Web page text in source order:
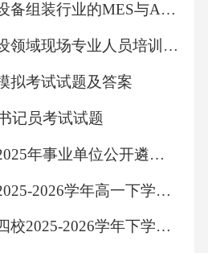
我总是习惯于遵循以往
意尝试新的思路和方法。
题和挑战，我也只是按
而没有深入思考是否有
保守和僵化的思想观
乏竞争力，难以适应社会
价值观方面也存在一些偏
利益的诱惑无处不在，
一文读懂机械设备组装行业的MES与AI应用
住房和城乡建设领域现场专业人员培训考试(监理员)题库及答案(湖南省怀化市2025年)
拟考试试题及答案
记员考试试题
云南省富宁县2025年事业单位公开遴选试题含答案分析
广东省佛山市2025-2026学年高一下学期期末考试数学试卷
湖南省衡阳市四校2025-2026学年下学期期末检测 七年级地理试卷（含答案）